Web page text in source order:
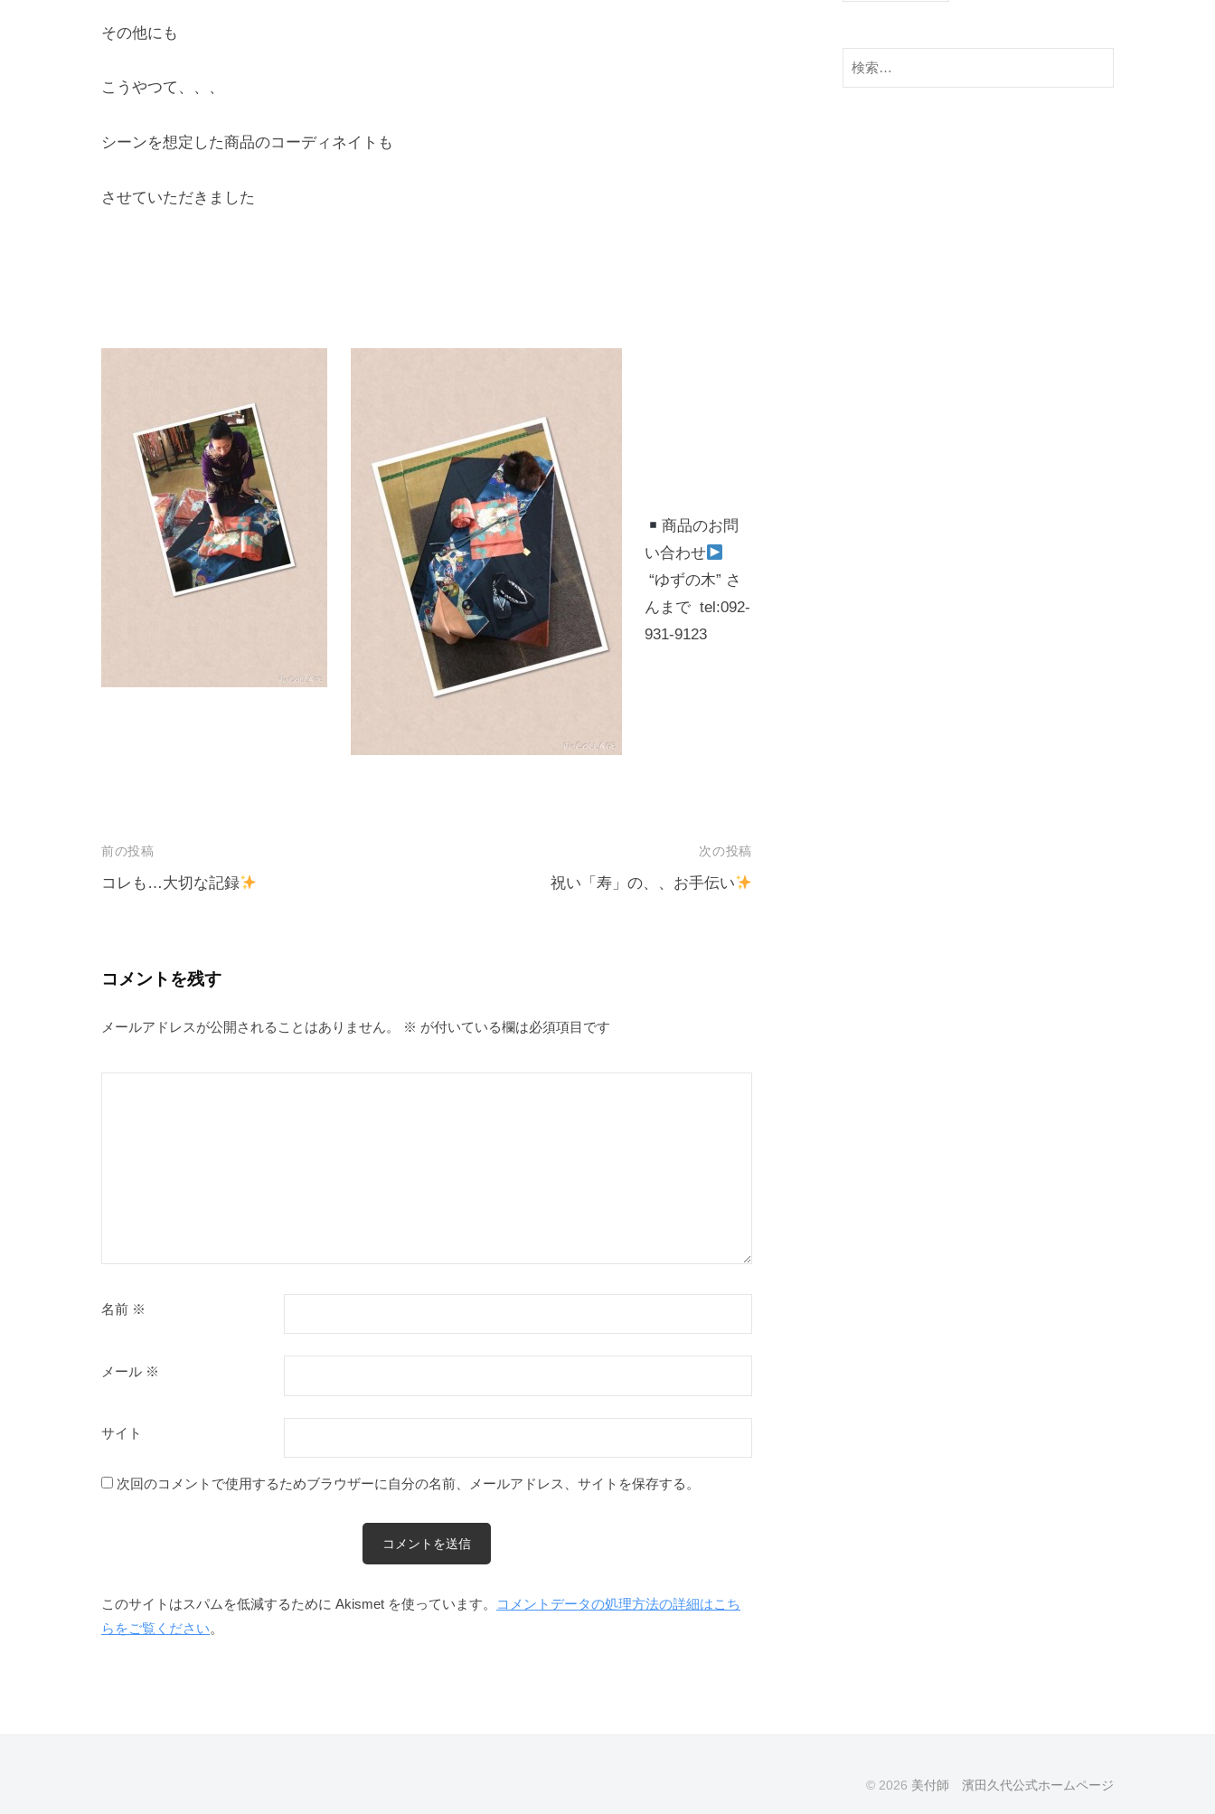
その他にも
こうやつて、、、
シーンを想定した商品のコーディネイトも
させていただきました
商品のお問
い合わせ
“ゆずの木” さ
んまで tel:092-
931-9123
投
稿
ゲ
シ
前の投稿
コレも…大切な記録
次の投稿
祝い「寿」の、、お手伝い
コメントを残す
メールアドレスが公開されることはありません。 ※ が付いている欄は必須項目です
名前 ※
メール ※
サイト
次回のコメントで使用するためブラウザーに自分の名前、メールアドレス、サイトを保存する。
このサイトはスパムを低減するために Akismet を使っています。
コメントデータの処理方法の詳細はこち
らをご覧ください。
ブ
検
索:
© 2026 美付師 濱田久代公式ホームページ